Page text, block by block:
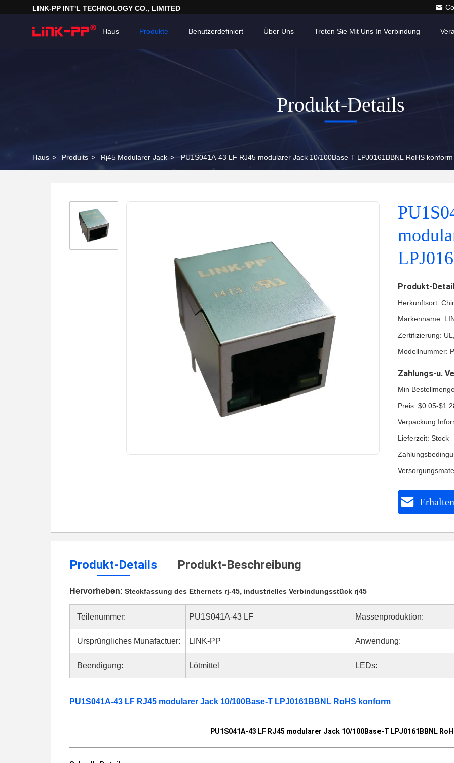
LINK-PP INT'L TECHNOLOGY CO., LIMITED
Haus Produkte Über Uns Treten Sie Mit Uns In Verbindung
Benutzerdefiniert
Produkt-Details
Haus > Produits > Rj45 Modularer Jack > PU1S041A-43 LF RJ45 modularer Jack 10/100Base-T LPJ0161BBNL RoHS konform
Produkt-
Herkunftsort:
Markenname:
Zertifizierung:
Modellnummer:
Zahlungs-u.
Min
Preis: $0.05-
Verpackung
Lieferzeit: Stock
Produkt-Details Produkt-Beschreibung
Hervorheben: Steckfassung des Ethernets rj-45, industrielles Verbindungsstück rj45
Teilenummer: PU1S041A-43 LF Massenproduktion:
Ursprüngliches Munafactuer: LINK-PP Anwendung:
Beendigung: Lötmittel LEDs:
PU1S041A-43 LF RJ45 modularer Jack 10/100Base-T LPJ0161BBNL RoHS konform
PU1S041A-43 LF RJ45 modularer Jack 10/100Base-T LPJ0161BBNL